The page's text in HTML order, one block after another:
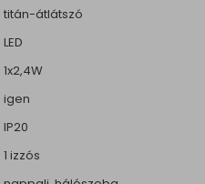
titán-átlátszó
LED
1x2,4W
igen
IP20
1 izzós